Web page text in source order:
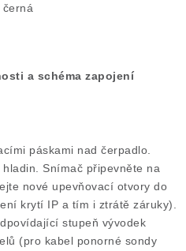
a schéma zapojení
páskami nad čerpadlo.
Snímač připevněte na
nové upevňovací otvory do
krytí IP a tím i ztrátě záruky).
stupeň vývodek
(pro kabel ponorné sondy